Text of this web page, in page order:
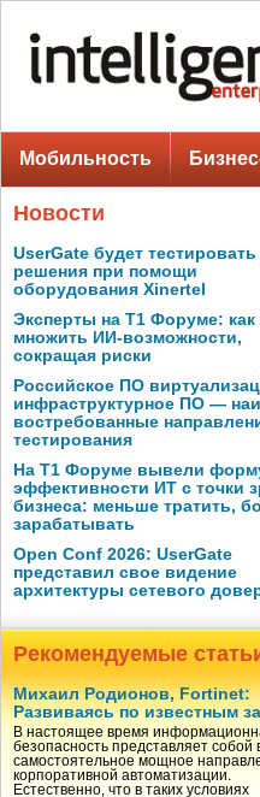
Мобильность
Новости
UserGate будет
решения при помощи
оборудования Xinertel
Эксперты на Т1 Форуме: как
множить ИИ-возможности,
сокращая риски
Российское ПО
инфраструктурное ПО —
востребованные
тестирования
На Т1 Форуме вывели
эффективности ИТ с точки
бизнеса: меньше тратить,
зарабатывать
Open Conf 2026: UserGate
представил свое видение
архитектуры сетевого
Рекомендуемые
Михаил Родионов, Fortinet:
Развиваясь по известным
В настоящее время
безопасность представляет собой
самостоятельное мощное
корпоративной автоматизации.
Естественно, что в таких условиях